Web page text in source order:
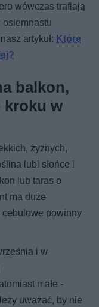
wówczas trafiają
artykuł: Które
j?
balkon,
kroku w
żyznych,
lubi słońce i
lub taras o
ma duże
powinny
i w
małe -
uważać, by nie